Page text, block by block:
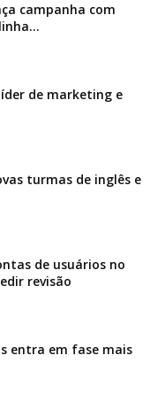
campanha com
de marketing e
turmas de inglês e
de usuários no
revisão
entra em fase mais